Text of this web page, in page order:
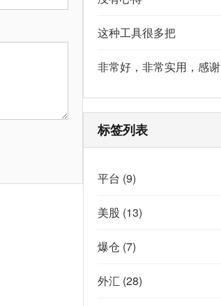
这种工具很多把
非常好，非常实用，感谢
标签列表
平台 (9)
美股 (13)
爆仓 (7)
外汇 (28)